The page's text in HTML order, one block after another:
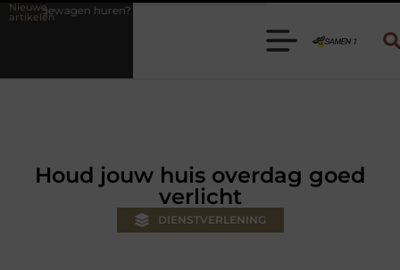
Nieuwe
artikelenKies de juiste aanhanger voor jouw klus
Houd jouw huis overdag goed
verlicht
DIENSTVERLENING